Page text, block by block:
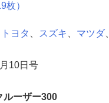
枚）
トヨタ スズキ マツダ
10日号
ルーザー300